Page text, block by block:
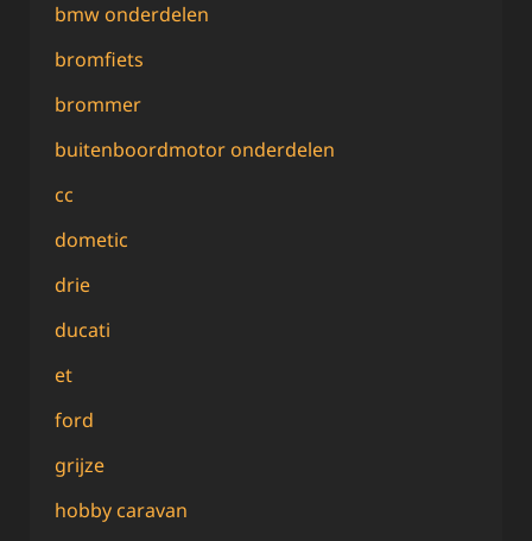
bmw onderdelen
bromfiets
brommer
buitenboordmotor onderdelen
cc
dometic
drie
ducati
et
ford
grijze
hobby caravan